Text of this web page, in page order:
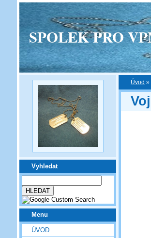
SPOLEK PRO
Vyhledat
Menu
ÚVOD
Úvod »